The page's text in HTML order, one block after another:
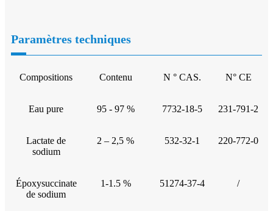
Paramètres techniques
Compositions Contenu N ° CAS. N° CE
Eau pure 95 - 97 % 7732-18-5 231-791-2
Lactate de
sodium
2 – 2,5 % 532-32-1 220-772-0
Époxysuccinate
de sodium
1-1.5 % 51274-37-4 /